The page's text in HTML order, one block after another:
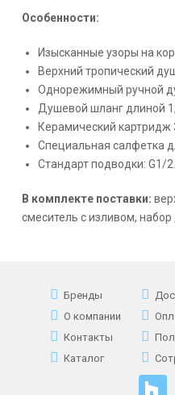
Особенности:
Изысканные узоры на
Верхний тропический
Однорежимный ручной
Душевой шланг длиной
Керамический картридж
Специальная салфетка
Стандарт подводки: G1/2.
В комплекте поставки:
смеситель с изливом,
Бренды
О компании
Контакты
Каталог